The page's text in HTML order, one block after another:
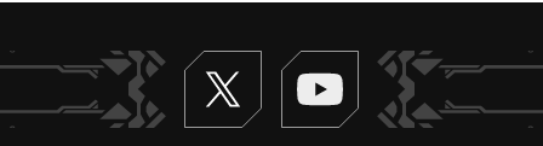
Twitter ヴァンガードch